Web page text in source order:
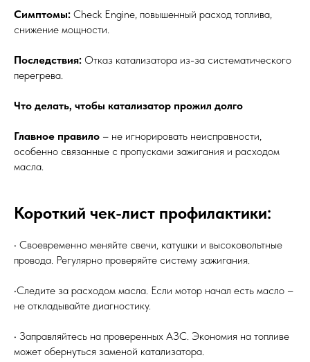
Симптомы: Check Engine, повышенный расход топлива,
снижение мощности.
Последствия: Отказ катализатора из-за систематического
перегрева.
Что делать, чтобы катализатор прожил долго
Главное правило – не игнорировать неисправности,
особенно связанные с пропусками зажигания и расходом
масла.
Короткий чек-лист профилактики:
• Своевременно меняйте свечи, катушки и высоковольтные
провода. Регулярно проверяйте систему зажигания.
•Следите за расходом масла. Если мотор начал есть масло –
не откладывайте диагностику.
• Заправляйтесь на проверенных АЗС. Экономия на топливе
может обернуться заменой катализатора.